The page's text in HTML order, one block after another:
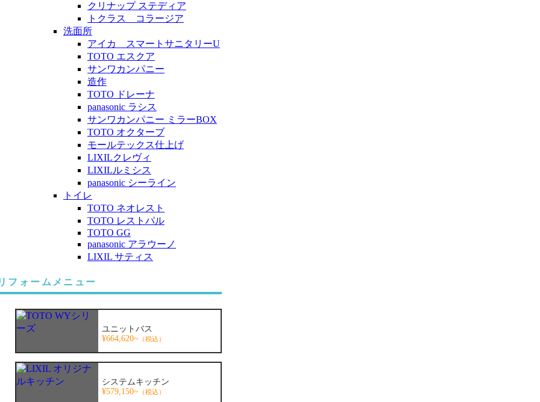
クリナップ ステディア
トクラス コラージア
洗面所
アイカ スマートサニタリーU
TOTO エスクア
サンワカンパニー
造作
TOTO ドレーナ
panasonic ラシス
サンワカンパニー ミラーBOX
TOTO オクターブ
モールテックス仕上げ
LIXILクレヴィ
LIXILルミシス
panasonic シーライン
トイレ
TOTO ネオレスト
TOTO レストパル
TOTO GG
panasonic アラウーノ
LIXIL サティス
フォームメニュー
ユニットバス
¥664,620~ （税込）
システムキッチン
¥579,150~ （税込）